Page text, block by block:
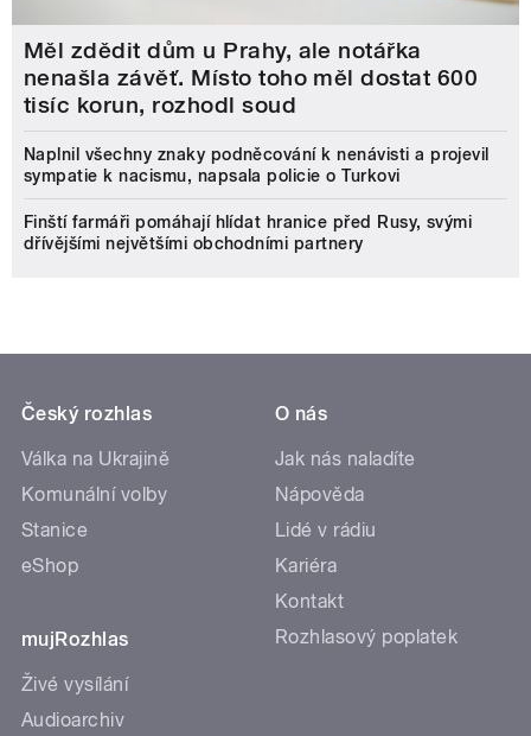
Měl zdědit dům u Prahy, ale notářka
nenašla závěť. Místo toho měl dostat 600
tisíc korun, rozhodl soud
Naplnil všechny znaky podněcování k nenávisti a projevil
sympatie k nacismu, napsala policie o Turkovi
Finští farmáři pomáhají hlídat hranice před Rusy, svými
dřívějšími největšími obchodními partnery
Český rozhlas
Válka na Ukrajině
Komunální volby
Stanice
eShop
mujRozhlas
Živé vysílání
Audioarchiv
O nás
Jak nás naladíte
Nápověda
Lidé v rádiu
Kariéra
Kontakt
Rozhlasový poplatek